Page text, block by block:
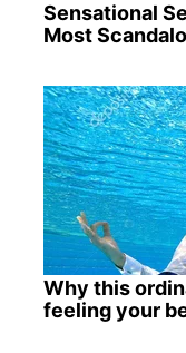
Sensational
Most
Why this
feeling your